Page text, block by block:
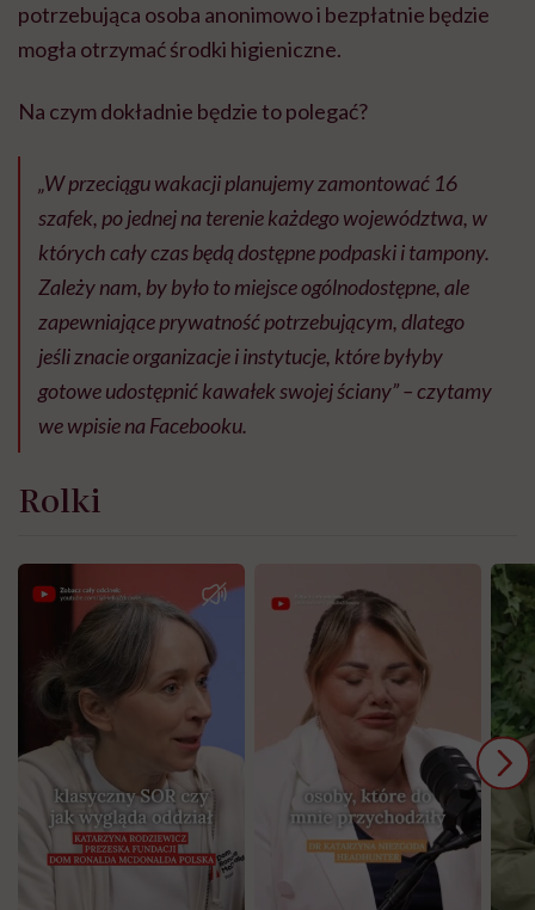
potrzebująca osoba anonimowo i bezpłatnie będzie
mogła otrzymać środki higieniczne.
Na czym dokładnie będzie to polegać?
„W przeciągu wakacji planujemy zamontować 16
szafek, po jednej na terenie każdego województwa, w
których cały czas będą dostępne podpaski i tampony.
Zależy nam, by było to miejsce ogólnodostępne, ale
zapewniające prywatność potrzebującym, dlatego
jeśli znacie organizacje i instytucje, które byłyby
gotowe udostępnić kawałek swojej ściany” – czytamy
we wpisie na Facebooku.
Rolki